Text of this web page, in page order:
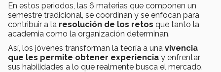
En estos periodos, las 6 materias que componen un
semestre tradicional, se coordinan y se enfocan para
contribuir a la resolución de los retos que tanto la
academia como la organización determinan.
Así, los jóvenes transforman la teoría a una vivencia
que les permite obtener experiencia y enfrentar
sus habilidades a lo que realmente busca el mercado.